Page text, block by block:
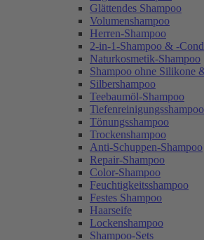
Glättendes Shampoo
Volumenshampoo
Herren-Shampoo
2-in-1-Shampoo & -
Naturkosmetik-Shampoo
Shampoo ohne Silikone
Silbershampoo
Teebaumöl-Shampoo
Tiefenreinigungsshampoo
Tönungsshampoo
Trockenshampoo
Anti-Schuppen-Shampoo
Repair-Shampoo
Color-Shampoo
Feuchtigkeitsshampoo
Festes Shampoo
Haarseife
Lockenshampoo
Shampoo-Sets